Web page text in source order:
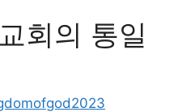
회의 통일